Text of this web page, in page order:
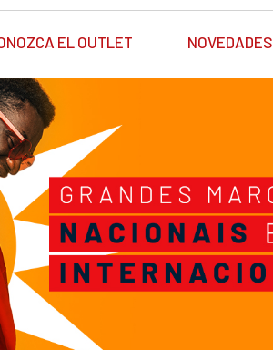
EL OUTLET NOVEDADES